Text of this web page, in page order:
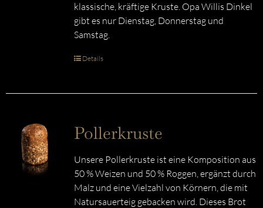
klassische, kräftige Kruste. Opa Willis Dinkel
gibt es nur Dienstag, Donnerstag und
Samstag.
Details
Pollerkruste
Unsere Pollerkruste ist eine Komposition aus
50 % Weizen und 50 % Roggen, ergänzt durch
Malz und eine Vielzahl von Körnern, die mit
Natursauerteig gebacken wird. Dieses Brot